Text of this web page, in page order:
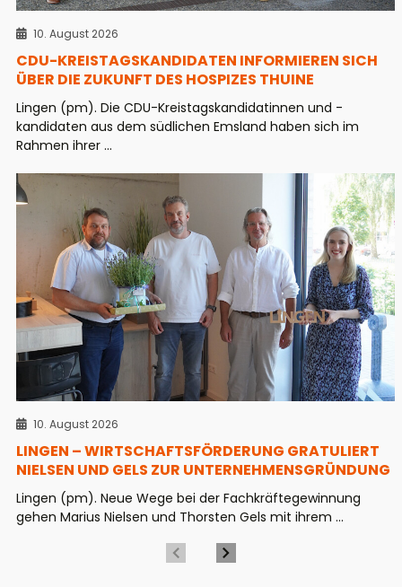
10. August 2026
CDU-KREISTAGSKANDIDATEN INFORMIEREN SICH
ÜBER DIE ZUKUNFT DES HOSPIZES THUINE
Lingen (pm). Die CDU-Kreistagskandidatinnen und -
kandidaten aus dem südlichen Emsland haben sich im
Rahmen ihrer ...
10. August 2026
LINGEN – WIRTSCHAFTSFÖRDERUNG GRATULIERT
NIELSEN UND GELS ZUR UNTERNEHMENSGRÜNDUNG
Lingen (pm). Neue Wege bei der Fachkräftegewinnung
gehen Marius Nielsen und Thorsten Gels mit ihrem ...